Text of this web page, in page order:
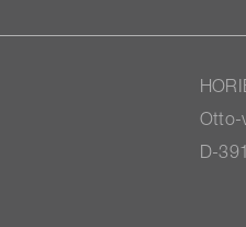
Otto-​
D-